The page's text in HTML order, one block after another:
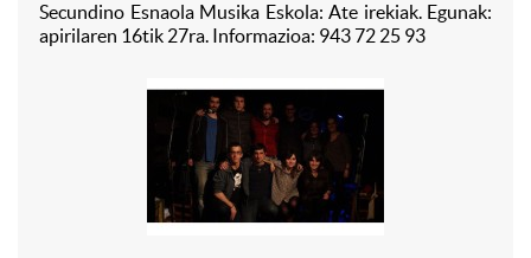
Secundino Esnaola Musika Eskola: Ate irekiak. Egunak:
apirilaren 16tik 27ra. Informazioa: 943 72 25 93